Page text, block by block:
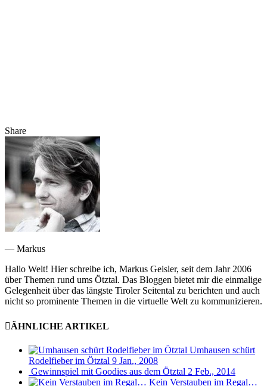
Share
— Markus
Hallo Welt! Hier schreibe ich, Markus Geisler, seit dem Jahr 2006
über Themen rund ums Ötztal. Das Bloggen bietet mir die einmalige
Gelegenheit über das längste Tiroler Seitental zu berichten und auch
nicht so prominente Themen in die virtuelle Welt zu kommunizieren.
ÄHNLICHE ARTIKEL
Umhausen schürt
Rodelfieber im Ötztal 9 Jan., 2008
Gewinnspiel mit Goodies aus dem Ötztal 2 Feb., 2014
Kein Verstauben im Regal…